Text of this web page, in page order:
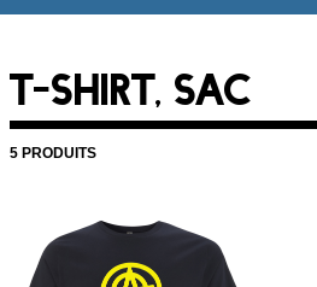
T-SHIRT, SAC
5 PRODUITS